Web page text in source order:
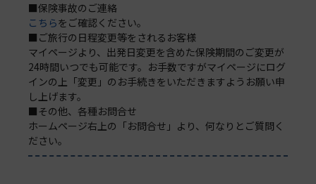
■保険事故のご連絡
こちらをご確認ください。
■ご旅行の日程変更等をされるお客様
マイページより、出発日変更を含めた保険期間のご変更が
24時間いつでも可能です。お手数ですがマイページにログ
インの上「変更」のお手続きをいただきますようお願い申
し上げます。
■その他、各種お問合せ
ホームページ右上の「お問合せ」より、何なりとご質問く
ださい。